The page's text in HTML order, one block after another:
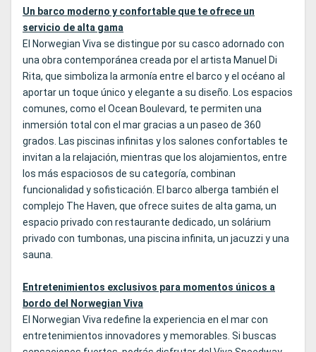
Un barco moderno y confortable que te ofrece un
servicio de alta gama
El Norwegian Viva se distingue por su casco adornado con
una obra contemporánea creada por el artista Manuel Di
Rita, que simboliza la armonía entre el barco y el océano al
aportar un toque único y elegante a su diseño. Los espacios
comunes, como el Ocean Boulevard, te permiten una
inmersión total con el mar gracias a un paseo de 360
grados. Las piscinas infinitas y los salones confortables te
invitan a la relajación, mientras que los alojamientos, entre
los más espaciosos de su categoría, combinan
funcionalidad y sofisticación. El barco alberga también el
complejo The Haven, que ofrece suites de alta gama, un
espacio privado con restaurante dedicado, un solárium
privado con tumbonas, una piscina infinita, un jacuzzi y una
sauna.
Entretenimientos exclusivos para momentos únicos a
bordo del Norwegian Viva
El Norwegian Viva redefine la experiencia en el mar con
entretenimientos innovadores y memorables. Si buscas